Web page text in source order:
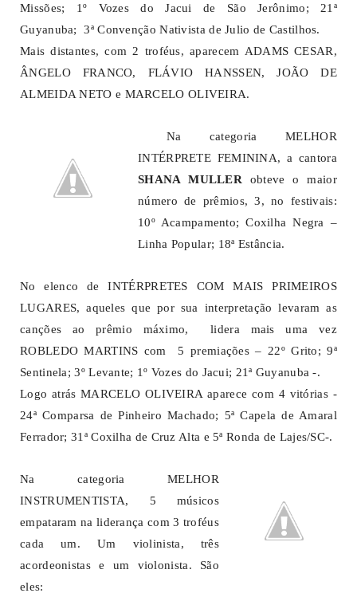
Missões; 1º Vozes do Jacui de São Jerônimo; 21ª
Guyanuba; 3ª Convenção Nativista de Julio de Castilhos.
Mais distantes, com 2 troféus, aparecem ADAMS CESAR,
ÂNGELO FRANCO, FLÁVIO HANSSEN, JOÃO DE
ALMEIDA NETO e MARCELO OLIVEIRA.
Na categoria MELHOR
INTÉRPRETE FEMININA, a cantora
SHANA MULLER obteve o maior
número de prêmios, 3, no festivais:
10º Acampamento; Coxilha Negra –
Linha Popular; 18ª Estância.
No elenco de INTÉRPRETES COM MAIS PRIMEIROS
LUGARES, aqueles que por sua interpretação levaram as
canções ao prêmio máximo, lidera mais uma vez
ROBLEDO MARTINS com 5 premiações – 22º Grito; 9ª
Sentinela; 3º Levante; 1º Vozes do Jacui; 21ª Guyanuba -.
Logo atrás MARCELO OLIVEIRA aparece com 4 vitórias -
24ª Comparsa de Pinheiro Machado; 5ª Capela de Amaral
Ferrador; 31ª Coxilha de Cruz Alta e 5ª Ronda de Lajes/SC-.
Na categoria MELHOR
INSTRUMENTISTA, 5 músicos
empataram na liderança com 3 troféus
cada um. Um violinista, três
acordeonistas e um violonista. São
eles: